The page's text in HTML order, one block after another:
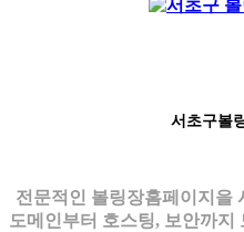
서초구볼
전문적인 볼링장홈페이지을
도메인부터 호스팅, 보안까지